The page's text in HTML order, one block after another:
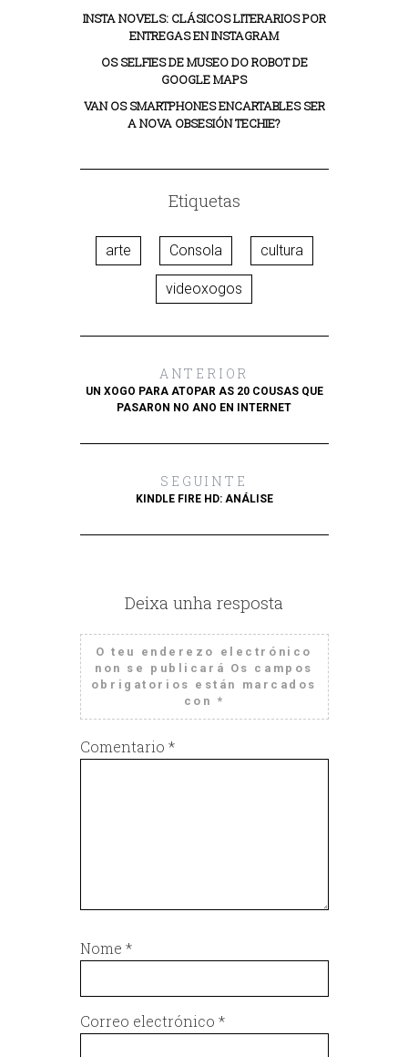
INSTA NOVELS: CLÁSICOS LITERARIOS POR
ENTREGAS EN INSTAGRAM
OS SELFIES DE MUSEO DO ROBOT DE
GOOGLE MAPS
VAN OS SMARTPHONES ENCARTABLES SER
A NOVA OBSESIÓN TECHIE?
Etiquetas
arte Consola cultura
videoxogos
ANTERIOR
UN XOGO PARA ATOPAR AS 20 COUSAS QUE
PASARON NO ANO EN INTERNET
SEGUINTE
KINDLE FIRE HD: ANÁLISE
Deixa unha resposta
O teu enderezo electrónico
non se publicará Os campos
obrigatorios están marcados
con *
Comentario *
Nome *
Correo electrónico *